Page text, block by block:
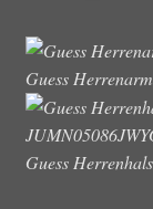
Guess
Guess